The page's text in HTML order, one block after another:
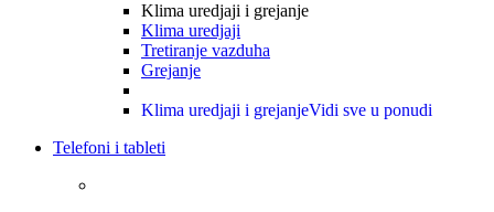
Klima uredjaji i grejanje
Klima uredjaji
Tretiranje vazduha
Grejanje
Klima uredjaji i grejanjeVidi sve u ponudi
Telefoni i tableti